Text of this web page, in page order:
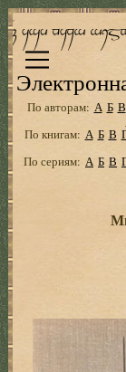
По авторам: А Б В
По книгам: А Б В
По сериям: А Б В